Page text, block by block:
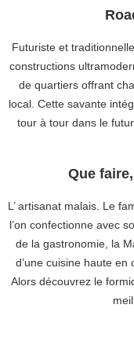
Futuriste et
constructions
de quartiers offrant
local. Cette savante
tour à tour dans le
Que
L’ artisanat malais. Le
l’on confectionne avec
de la gastronomie, la
d’une cuisine haute
Alors découvrez le